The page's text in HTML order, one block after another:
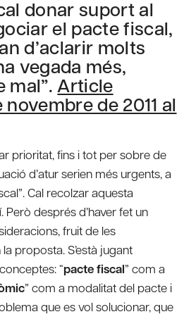
donar suport al
el pacte fiscal,
d’aclarir molts
vegada més,
mal”.Article
de 2011 al
prioritat, fins i tot per sobre de
d’atur serien més urgents, a
Cal recolzar aquesta
després d’haver fet un
fruit de les
proposta. S’està jugant
“pacte fiscal” com a
” com a modalitat del pacte i
que es vol solucionar, que